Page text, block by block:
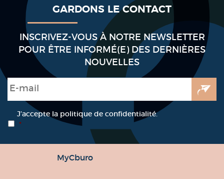
GARDONS LE CONTACT
INSCRIVEZ-VOUS À NOTRE NEWSLETTER
POUR ÊTRE INFORMÉ(E) DES DERNIÈRES
NOUVELLES
E-mail
RGPD *
J’accepte la politique de confidentialité.
*
MyCburo